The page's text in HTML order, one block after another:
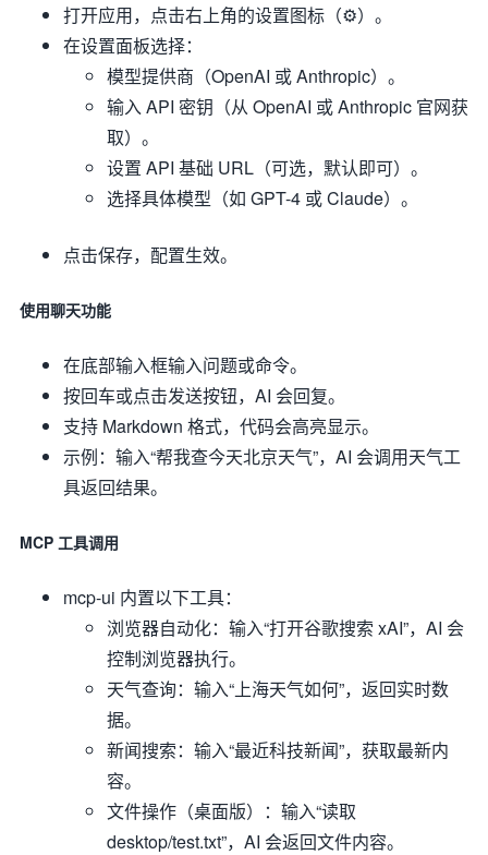
打开应用，点击右上角的设置图标（⚙️）。
在设置面板选择：
模型提供商（OpenAI 或 Anthropic）。
输入 API 密钥（从 OpenAI 或 Anthropic 官网获
取）。
设置 API 基础 URL（可选，默认即可）。
选择具体模型（如 GPT-4 或 Claude）。
点击保存，配置生效。
使用聊天功能
在底部输入框输入问题或命令。
按回车或点击发送按钮，AI 会回复。
支持 Markdown 格式，代码会高亮显示。
示例：输入“帮我查今天北京天气”，AI 会调用天气工
具返回结果。
MCP 工具调用
mcp-ui 内置以下工具：
浏览器自动化：输入“打开谷歌搜索 xAI”，AI 会
控制浏览器执行。
天气查询：输入“上海天气如何”，返回实时数
据。
新闻搜索：输入“最近科技新闻”，获取最新内
容。
文件操作（桌面版）：输入“读取
desktop/test.txt”，AI 会返回文件内容。